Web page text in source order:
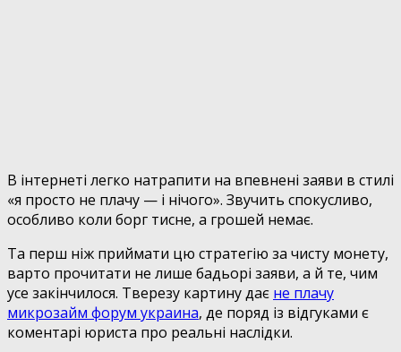
В інтернеті легко натрапити на впевнені заяви в стилі
«я просто не плачу — і нічого». Звучить спокусливо,
особливо коли борг тисне, а грошей немає.
Та перш ніж приймати цю стратегію за чисту монету,
варто прочитати не лише бадьорі заяви, а й те, чим
усе закінчилося. Тверезу картину дає не плачу
микрозайм форум украина, де поряд із відгуками є
коментарі юриста про реальні наслідки.